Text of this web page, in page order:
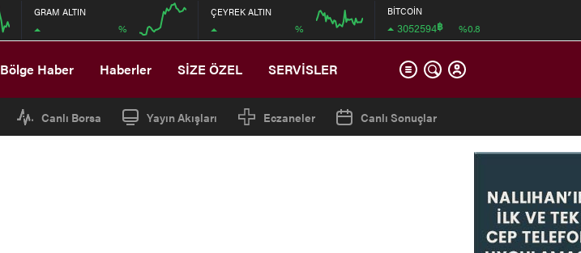
GRAM ALTIN
%
ÇEYREK ALTIN
%
BİTCOİN
3052594฿ %0.8
Bölge Haber Haberler SİZE ÖZEL SERVİSLER
Canlı Borsa Yayın Akışları Eczaneler Canlı Sonuçlar